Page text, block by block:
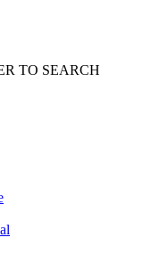
TO SEARCH